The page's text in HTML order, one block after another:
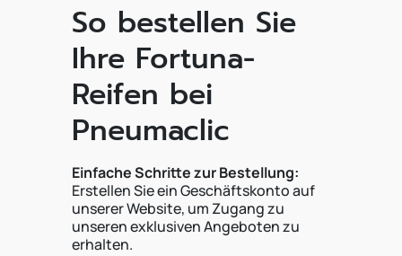
So bestellen Sie
Ihre Fortuna-
Reifen bei
Pneumaclic
Einfache Schritte zur Bestellung:
Erstellen Sie ein Geschäftskonto auf
unserer Website, um Zugang zu
unseren exklusiven Angeboten zu
erhalten.